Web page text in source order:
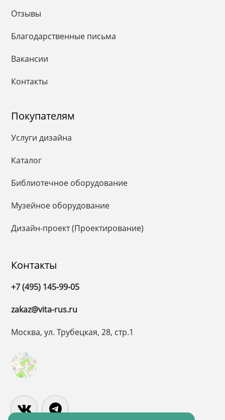
Отзывы
Благодарственные письма
Вакансии
Контакты
Покупателям
Услуги дизайна
Каталог
Библиотечное оборудование
Музейное оборудование
Дизайн-проект (Проектирование)
Контакты
+7 (495) 145-99-05
zakaz@vita-rus.ru
Москва, ул. Трубецкая, 28, стр.1